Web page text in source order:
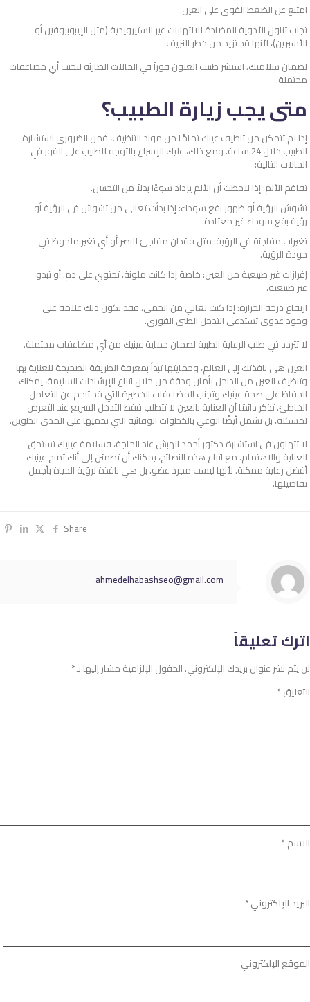
امتنع عن الضغط القوي على العين.
تجنب تناول الأدوية المضادة للالتهابات غير الستيرويدية (مثل الإيبوبروفين أو
الأسبرين)، لأنها قد تزيد من خطر النزيف.
لضمان سلامتك، استشر طبيب العيون فوراً في الحالات الطارئة لتجنب أي مضاعفات
محتملة.
متى يجب زيارة الطبيب؟
إذا لم تتمكن من تنظيف عينك تمامًا من مواد التنظيف، فمن الضروري استشارة
الطبيب خلال 24 ساعة. ومع ذلك، عليك الإسراع بالتوجه للطبيب على الفور في
الحالات التالية:
تفاقم الألم: إذا لاحظت أن الألم يزداد سوءًا بدلاً من التحسن.
تشوش الرؤية أو ظهور بقع سوداء: إذا بدأت تعاني من تشوش في الرؤية أو
رؤية بقع سوداء غير معتادة.
تغيرات مفاجئة في الرؤية: مثل فقدان مفاجئ للبصر أو أي تغير ملحوظ في
جودة الرؤية.
إفرازات غير طبيعية من العين: خاصة إذا كانت ملونة، تحتوي على دم، أو تبدو
غير طبيعية.
ارتفاع درجة الحرارة: إذا كنت تعاني من الحمى، فقد يكون ذلك علامة على
وجود عدوى تستدعي التدخل الطبي الفوري.
لا تتردد في طلب الرعاية الطبية لضمان حماية عينيك من أي مضاعفات محتملة.
العين هي نافذتك إلى العالم، وحمايتها تبدأ بمعرفة الطريقة الصحيحة للعناية بها
وتنظيف العين من الداخل بأمان ودقة من خلال اتباع الإرشادات السليمة، يمكنك
الحفاظ على صحة عينيك وتجنب المضاعفات الخطيرة التي قد تنجم عن التعامل
الخاطئ. تذكر دائمًا أن العناية بالعين لا تتطلب فقط التدخل السريع عند التعرض
لمشكلة، بل تشمل أيضًا الوعي بالخطوات الوقائية التي تحميها على المدى الطويل.
لا تتهاون في استشارة دكتور أحمد الهبش عند الحاجة، فسلامة عينيك تستحق
العناية والاهتمام. مع اتباع هذه النصائح، يمكنك أن تطمئن إلى أنك تمنح عينيك
أفضل رعاية ممكنة. لأنها ليست مجرد عضو، بل هي نافذة لرؤية الحياة بأجمل
تفاصيلها.
Share
ahmedelhabashseo@gmail.com
اترك تعليقاً
لن يتم نشر عنوان بريدك الإلكتروني. الحقول الإلزامية مشار إليها بـ*
التعليق*
الاسم*
البريد الإلكتروني*
الموقع الإلكتروني